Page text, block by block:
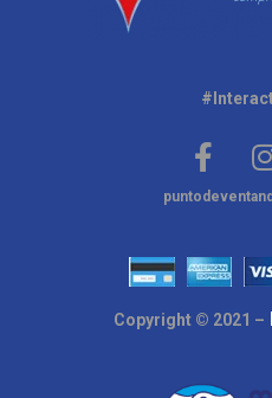
Copyright © 2021 –